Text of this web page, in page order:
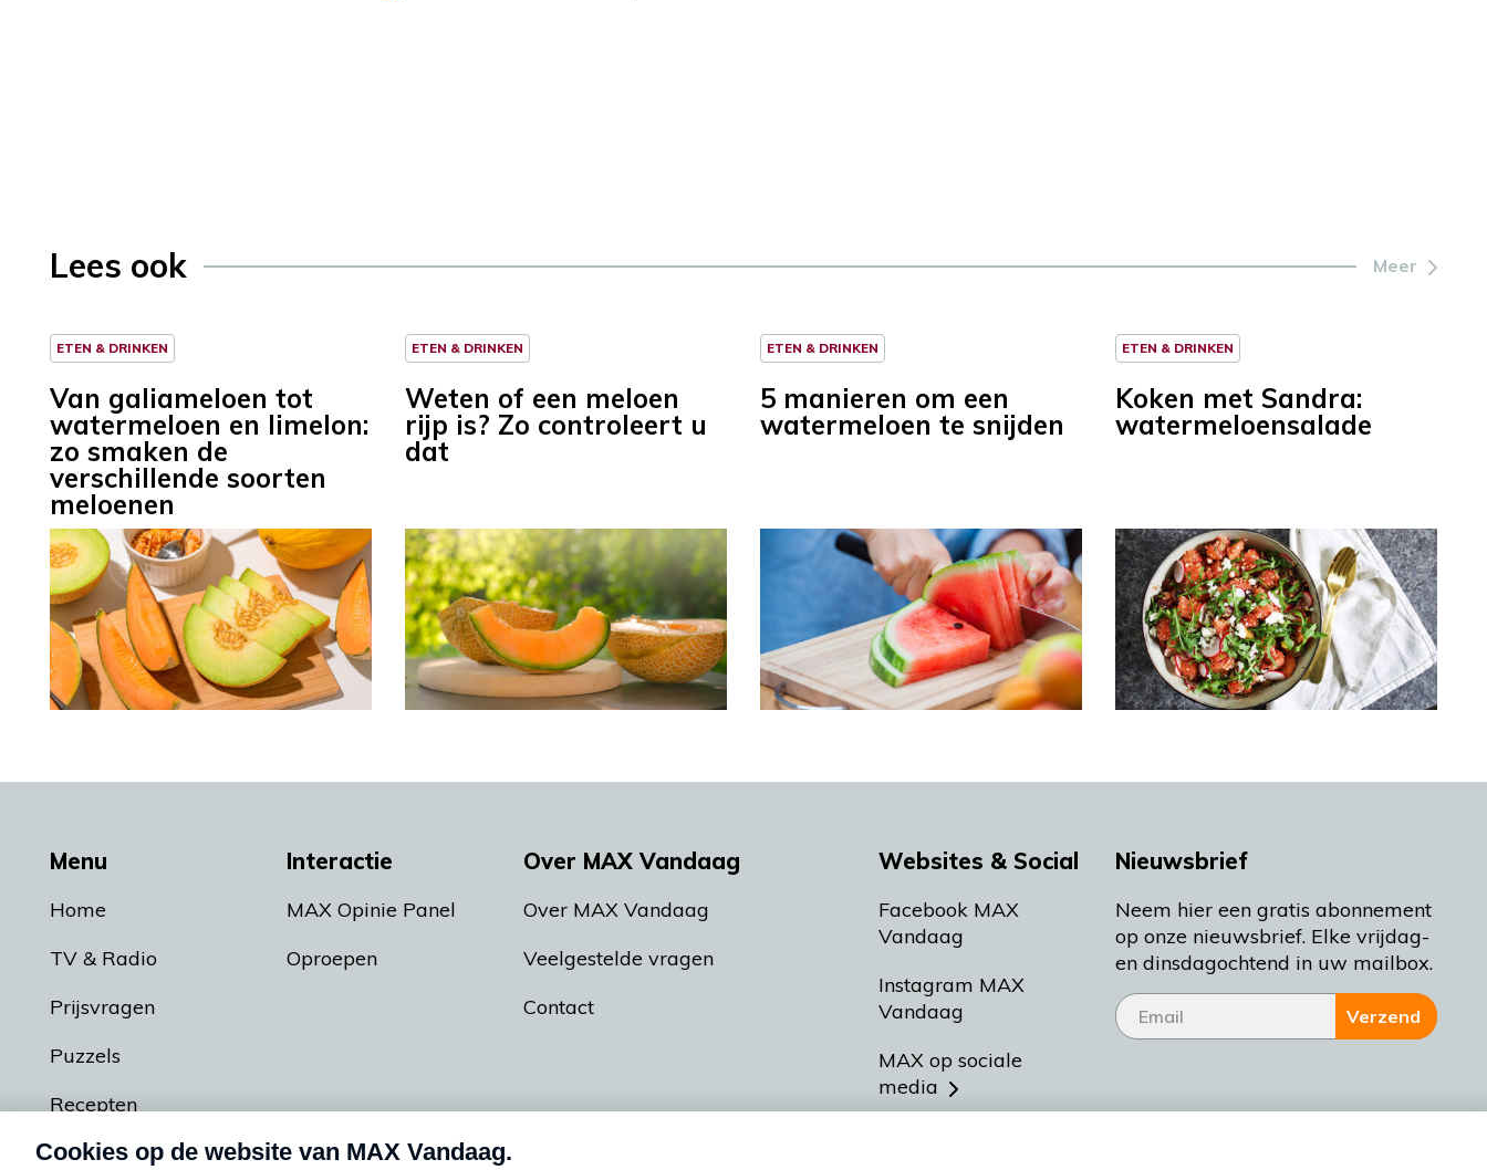
Lees ook Meer
ETEN & DRINKEN
Van galiameloen tot
watermeloen en limelon:
zo smaken de
verschillende soorten
meloenen
ETEN & DRINKEN
Weten of een meloen
rijp is? Zo controleert u
dat
ETEN & DRINKEN
5 manieren om een
watermeloen te snijden
ETEN & DRINKEN
Koken met Sandra:
watermeloensalade
Menu
Home
TV & Radio
Prijsvragen
Puzzels
Recepten
Podcasts
Interactie
MAX Opinie Panel
Oproepen
Over MAX Vandaag
Over MAX Vandaag
Veelgestelde vragen
Contact
Websites & Social
Facebook MAX
Vandaag
Instagram MAX
Vandaag
MAX op sociale
media
Nieuwsbrief
Neem hier een gratis abonnement
op onze nieuwsbrief. Elke vrijdag-
en dinsdagochtend in uw mailbox.
Verzend